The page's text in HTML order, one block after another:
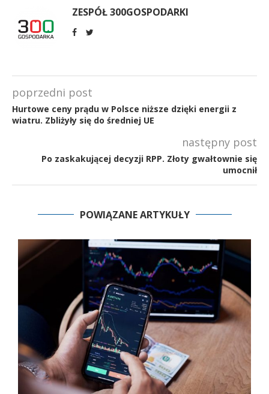
ZESPÓŁ 300GOSPODARKI
poprzedni post
Hurtowe ceny prądu w Polsce niższe dzięki energii z
wiatru. Zbliżyły się do średniej UE
następny post
Po zaskakującej decyzji RPP. Złoty gwałtownie się
umocnił
POWIĄZANE ARTYKUŁY